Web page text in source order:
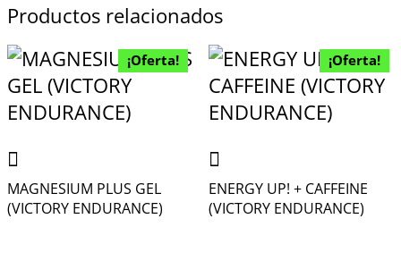
Productos relacionados
¡Oferta!
MAGNESIUM PLUS GEL
(VICTORY ENDURANCE)
¡Oferta!
ENERGY UP! + CAFFEINE
(VICTORY ENDURANCE)